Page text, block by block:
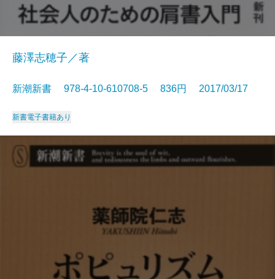
藤澤志穂子／著
新潮新書 978-4-10-610708-5 836円 2017/03/17
新書電子書籍あり